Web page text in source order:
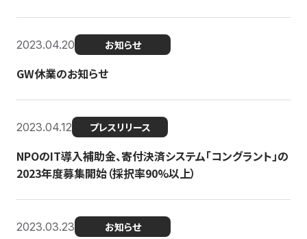
2023.04.20 お知らせ
GW休業のお知らせ
2023.04.12 プレスリリース
NPOのIT導入補助金、寄付決済システム「コングラント」の
2023年度募集開始（採択率90%以上）
2023.03.23 お知らせ